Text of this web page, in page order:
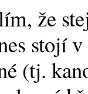
že
stojí v
(tj.